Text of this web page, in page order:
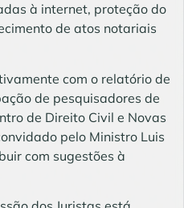
à internet, proteção do
de atos notariais
com o relatório de
de pesquisadores de
de Direito Civil e Novas
pelo Ministro Luis
com sugestões à